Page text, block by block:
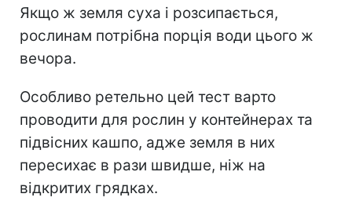
Якщо ж земля суха і розсипається,
рослинам потрібна порція води цього ж
вечора.
Особливо ретельно цей тест варто
проводити для рослин у контейнерах та
підвісних кашпо, адже земля в них
пересихає в рази швидше, ніж на
відкритих грядках.